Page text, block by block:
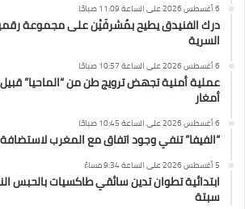
6 أغسطس 2026 على الساعة 11:09 صباحًا
درك الفنيدق يطيح بمُشرفَيْن على مجموعة
السرية
6 أغسطس 2026 على الساعة 10:57 صباحًا
عملية أمنية تجهض ترويج طن من “الماحيا”
أمغار
6 أغسطس 2026 على الساعة 10:45 صباحًا
“الفيفا” تنفي وجود اتفاق مع المغرب لاستضافة
5 أغسطس 2026 على الساعة 9:34 مساءً
ابتدائية تطوان تدين سائقي طاكسيات بالحبس
سبتة